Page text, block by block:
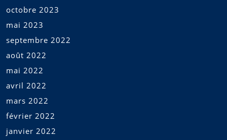
octobre 2023
mai 2023
septembre 2022
août 2022
mai 2022
avril 2022
mars 2022
février 2022
janvier 2022